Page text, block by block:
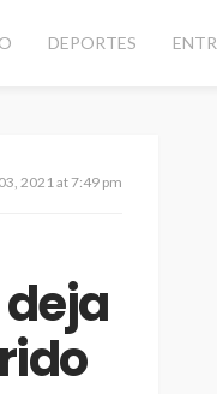
DEPORTES
2021 at 7:49 pm
deja